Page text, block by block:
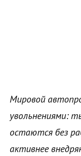
Мировой
увольнениями:
остаются без
активнее